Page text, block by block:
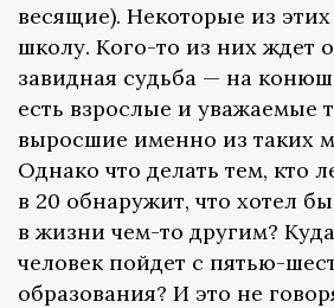
весящие). Некоторые из
школу. Кого-то из них ждет
завидная судьба — на
есть взрослые и уважаемые
выросшие именно из таких
Однако что делать тем, кто
в 20 обнаружит, что хотел
в жизни чем-то другим?
человек пойдет с пятью-
образования? И это не